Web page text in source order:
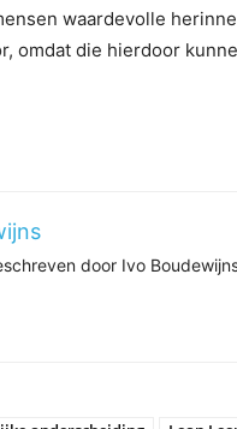
waardevolle
omdat die hierdoor
door Ivo